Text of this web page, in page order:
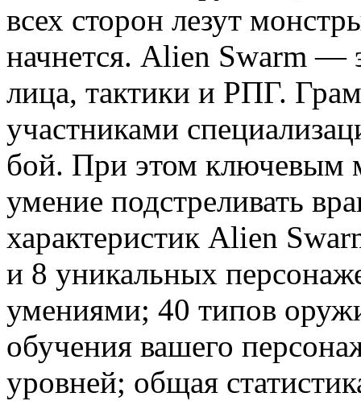
всех сторон лезут
начнется. Alien Swarm —
лица, тактики и РПГ.
участниками
бой. При этом ключевым
умение подстреливать
характеристик Alien
и 8 уникальных
умениями; 40 типов
обучения вашего
уровней; общая